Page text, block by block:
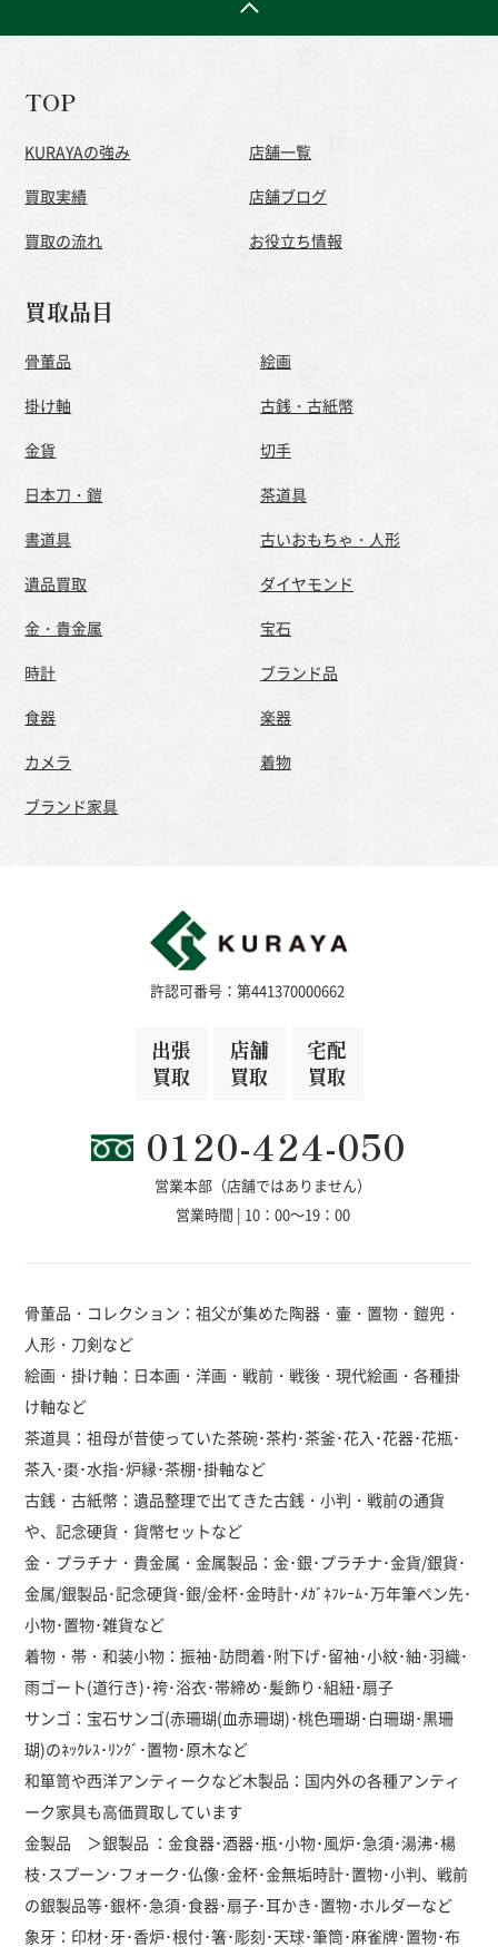
TOP
KURAYAの強み
買取実績
買取の流れ
店舗一覧
店舗ブログ
お役立ち情報
買取品目
骨董品
絵画
掛け軸
古銭・古紙幣
金貨
切手
日本刀・鎧
茶道具
書道具
古いおもちゃ・人形
遺品買取
ダイヤモンド
金・貴金属
宝石
時計
ブランド品
食器
楽器
カメラ
着物
ブランド家具
許認可番号：第441370000662
出張
買取
店舗
買取
宅配
買取
0120-424-050
営業本部（店舗ではありません）
営業時間 | 10：00～19：00
骨董品・コレクション：祖父が集めた陶器・壷・置物・鎧兜・
人形・刀剣など
絵画・掛け軸：日本画・洋画・戦前・戦後・現代絵画・各種掛
け軸など
茶道具：祖母が昔使っていた茶碗･茶杓･茶釜･花入･花器･花瓶･
茶入･棗･水指･炉縁･茶棚･掛軸など
古銭・古紙幣：遺品整理で出てきた古銭・小判・戦前の通貨
や、記念硬貨・貨幣セットなど
金・プラチナ・貴金属・金属製品：金･銀･プラチナ･金貨/銀貨･
金属/銀製品･記念硬貨･銀/金杯･金時計･ﾒｶﾞﾈﾌﾚｰﾑ･万年筆ペン先･
小物･置物･雑貨など
着物・帯・和装小物：振袖･訪問着･附下げ･留袖･小紋･紬･羽織･
雨ゴート(道行き)･袴･浴衣･帯締め･髪飾り･組紐･扇子
サンゴ：宝石サンゴ(赤珊瑚(血赤珊瑚)･桃色珊瑚･白珊瑚･黒珊
瑚)のﾈｯｸﾚｽ･ﾘﾝｸﾞ･置物･原木など
和箪笥や西洋アンティークなど木製品：国内外の各種アンティ
ーク家具も高価買取しています
金製品 ＞銀製品 ：金食器･酒器･瓶･小物･風炉･急須･湯沸･楊
枝･スプーン･フォーク･仏像･金杯･金無垢時計･置物･小判、戦前
の銀製品等･銀杯･急須･食器･扇子･耳かき･置物･ホルダーなど
象牙：印材･牙･香炉･根付･箸･彫刻･天球･筆筒･麻雀牌･置物･布